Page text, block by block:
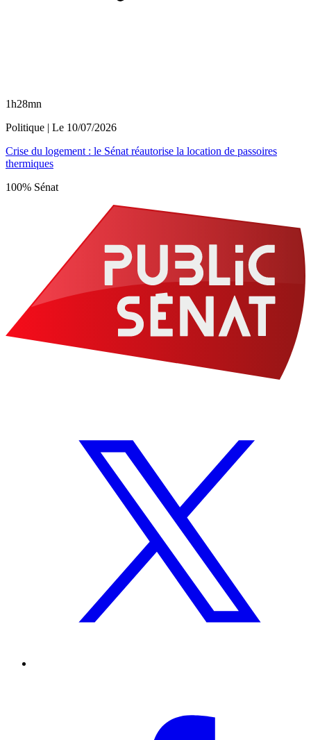
1h28mn
Politique | Le 10/07/2026
Crise du logement : le Sénat réautorise la location de passoires
thermiques
100% Sénat